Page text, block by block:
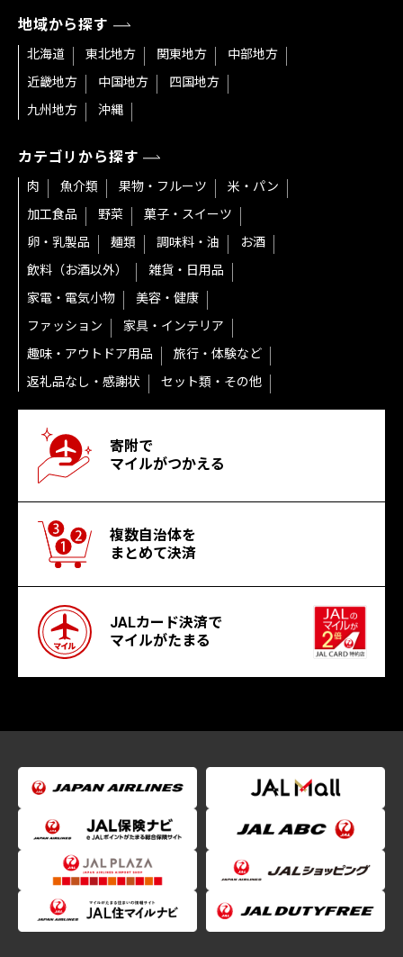
地域から探す
北海道 東北地方 関東地方
中部地方
近畿地方
中国地方
四国地方
九州地方
沖縄
カテゴリから探す
肉 魚介類 果物・フルーツ
米・パン
加工食品
野菜
菓子・スイーツ
卵・乳製品
麺類 調味料・油
お酒
飲料（お酒以外）
雑貨・日用品
家電・電気小物
美容・健康
ファッション
家具・インテリア
趣味・アウトドア用品
旅行・体験など
返礼品なし・感謝状
セット類・その他
寄附で
マイルがつかえる
複数自治体を
まとめて決済
JALカード決済で
マイルがたまる